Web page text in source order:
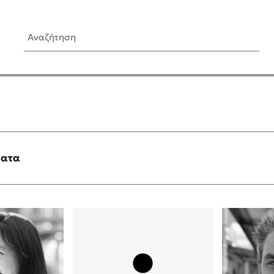
Αναζήτηση
είναι «το πρόβλημα»
Τι είναι η
Δανάη Δεληγεώργη απαντά!
Συγχαρητήρια, Πέθανες!